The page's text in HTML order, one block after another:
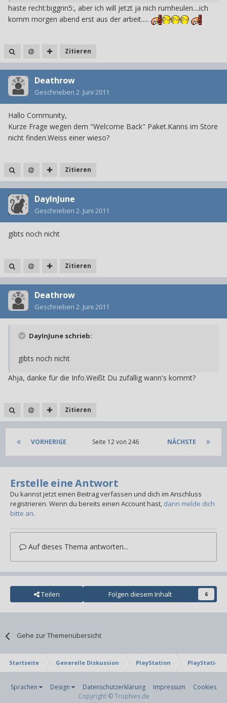
haste recht:biggrin5:, aber ich will jetzt ja nich rumheulen....ich
komm morgen abend erst aus der arbeit.....
Zitieren
Deathrow
Geschrieben 2. Juni 2011
Hallo Community,
Kurze Frage wegen dem "Welcome Back" Paket.Kanns im Store
nicht finden.Weiss einer wieso?
Zitieren
DayInJune
Geschrieben 2. Juni 2011
gibts noch nicht
Zitieren
Deathrow
Geschrieben 2. Juni 2011
DayInJune schrieb:
gibts noch nicht
Ahja, danke für die Info.Weißt Du zufällig wann's kommt?
Zitieren
VORHERIGE NÄCHSTE
Seite 12 von 246
Erstelle eine Antwort
Du kannst jetzt einen Beitrag verfassen und dich im Anschluss
registrieren. Wenn du bereits einen Account hast, dann melde dich
bitte an.
Auf dieses Thema antworten...
Teilen Folgen diesem Inhalt 6
Gehe zur Themenübersicht
Startseite Generelle Diskussion PlayStation PlayStation
Sprachen Design Datenschutzerklärung Impressum
Cookies
Copyright © Trophies.de